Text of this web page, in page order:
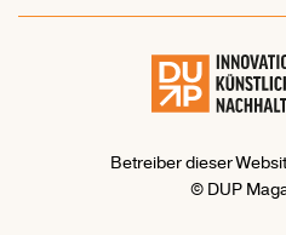
Betreiber dieser
© DUP